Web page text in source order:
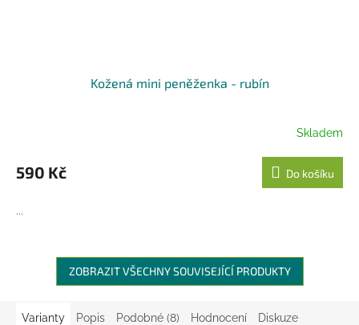
Kožená mini peněženka - rubín
Skladem
590 Kč Do košíku
...
ZOBRAZIT VŠECHNY SOUVISEJÍCÍ PRODUKTY
Varianty Popis Podobné (8) Hodnocení Diskuze